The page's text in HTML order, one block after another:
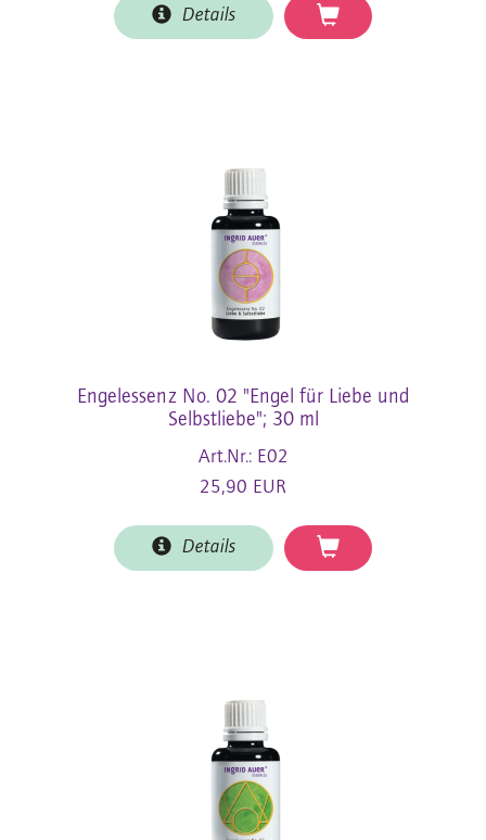
Details
Engelessenz No. 02 "Engel für Liebe und
Selbstliebe"; 30 ml
Art.Nr.: E02
25,90 EUR
Details